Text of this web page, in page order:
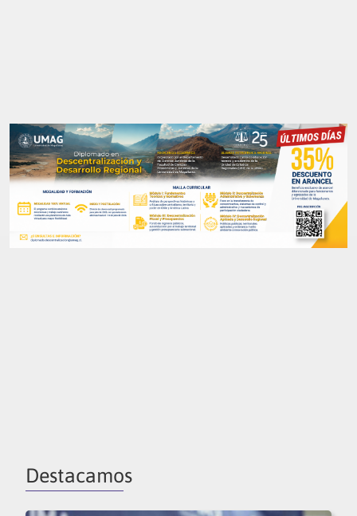
Destacamos